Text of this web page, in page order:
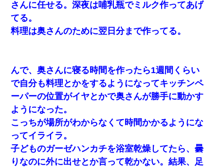
さんに任せる。深夜は哺乳瓶でミルク作ってあげ
てる。
料理は奥さんのために翌日分まで作ってる。
んで、奥さんに寝る時間を作ったら1週間くらい
で自分も料理とかをするようになってキッチンペ
ーパーの位置がイヤとかで奥さんが勝手に動かす
ようになった。
こっちが場所がわからなくて時間かかるようにな
ってイライラ。
子どものガーゼハンカチを浴室乾燥してたら、曇
りなのに外に出せとか言って乾かない。結果、足